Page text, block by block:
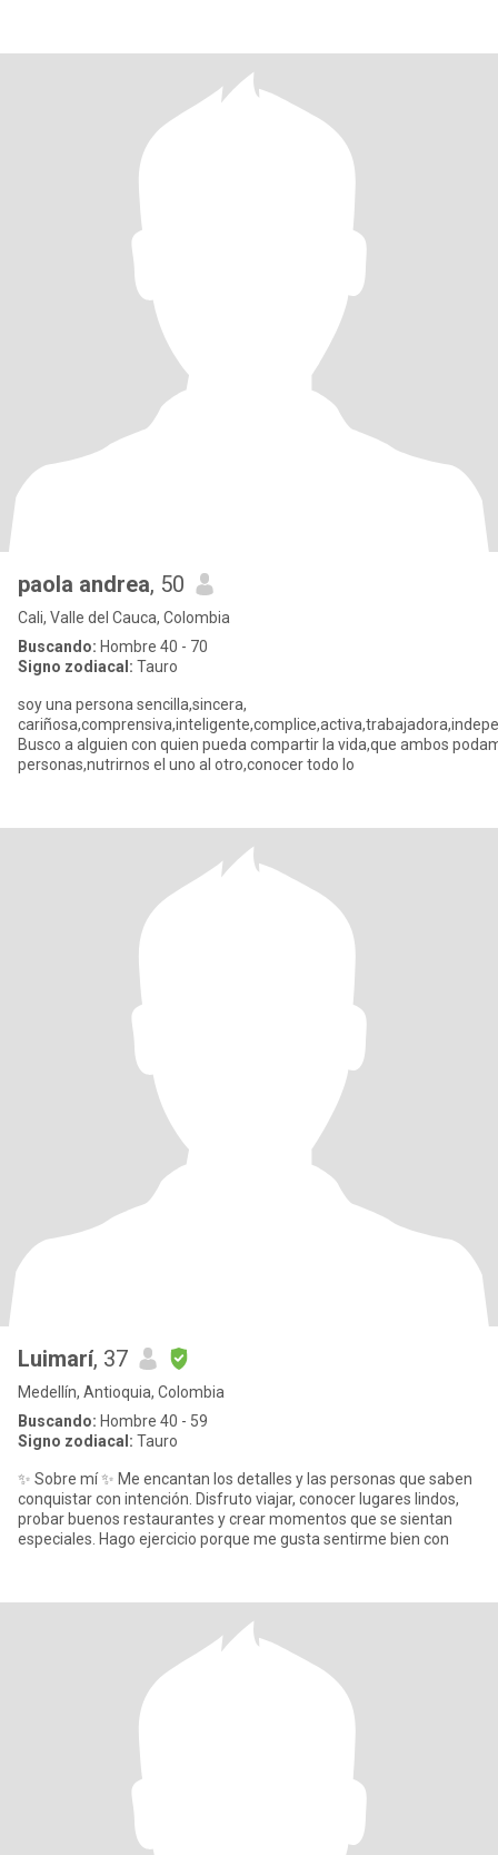
paola andrea, 50
Cali, Valle del Cauca, Colombia
Buscando: Hombre 40 - 70
Signo zodiacal: Tauro
soy una persona sencilla,sincera,
Busco a alguien con quien pueda compartir la vida,que ambos
personas,nutrirnos el uno al otro,conocer todo lo
Luimarí, 37
Medellín, Antioquia, Colombia
Buscando: Hombre 40 - 59
Signo zodiacal: Tauro
✨ Sobre mí ✨ Me encantan los detalles y las personas que saben
conquistar con intención. Disfruto viajar, conocer lugares lindos,
probar buenos restaurantes y crear momentos que se sientan
especiales. Hago ejercicio porque me gusta sentirme bien con